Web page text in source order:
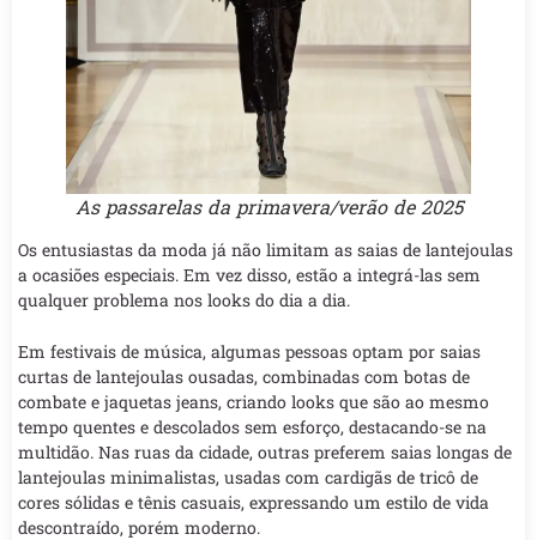
As passarelas da primavera/verão de 2025
Os entusiastas da moda já não limitam as saias de lantejoulas
a ocasiões especiais. Em vez disso, estão a integrá-las sem
qualquer problema nos looks do dia a dia.
Em festivais de música, algumas pessoas optam por saias
curtas de lantejoulas ousadas, combinadas com botas de
combate e jaquetas jeans, criando looks que são ao mesmo
tempo quentes e descolados sem esforço, destacando-se na
multidão. Nas ruas da cidade, outras preferem saias longas de
lantejoulas minimalistas, usadas com cardigãs de tricô de
cores sólidas e tênis casuais, expressando um estilo de vida
descontraído, porém moderno.